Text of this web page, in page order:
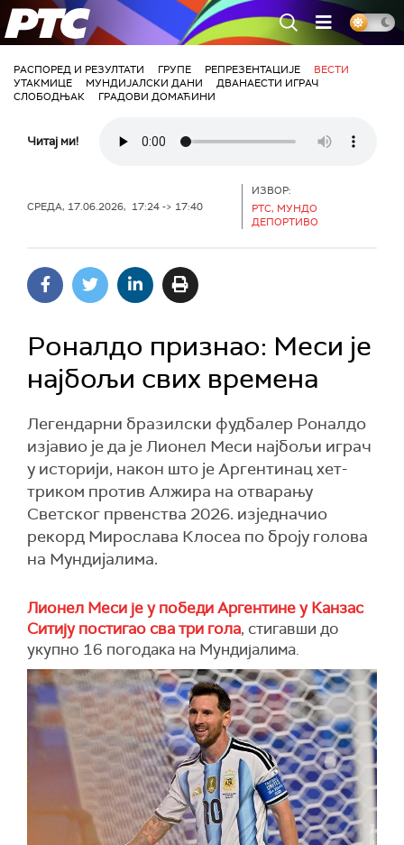
РТС
РАСПОРЕД И РЕЗУЛТАТИ ГРУПЕ РЕПРЕЗЕНТАЦИЈЕ
ВЕСТИ
УТАКМИЦЕ
МУНДИЈАЛСКИ ДАНИ
ДВАНАЕСТИ ИГРАЧ
СЛОБОДЊАК
ГРАДОВИ ДОМАЋИНИ
Читај ми!
СРЕДА, 17.06.2026, 17:24 -> 17:40
ИЗВОР:
РТС, МУНДО
ДЕПОРТИВО
Роналдо признао: Меси је
најбољи свих времена
Легендарни бразилски фудбалер Роналдо
изјавио је да је Лионел Меси најбољи играч
у историји, након што је Аргентинац хет-
триком против Алжира на отварању
Светског првенства 2026. изједначио
рекорд Мирослава Клосеа по броју голова
на Мундијалима.
Лионел Меси је у победи Аргентине у Канзас
Ситију постигао сва три гола, стигавши до
укупно 16 погодака на Мундијалима.